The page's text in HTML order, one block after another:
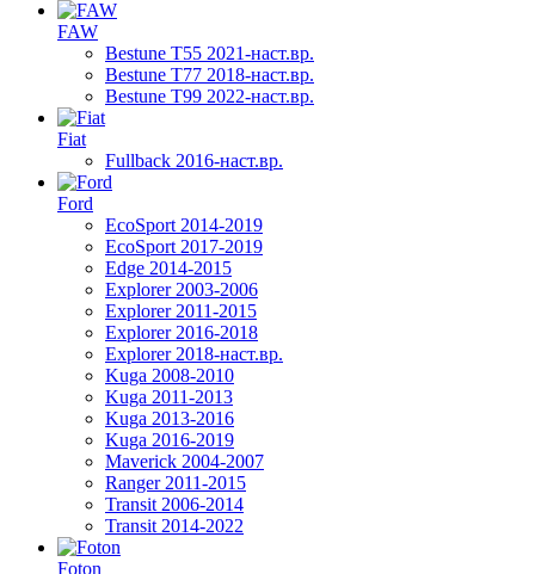
FAW
Bestune T55 2021-наст.вр.
Bestune T77 2018-наст.вр.
Bestune T99 2022-наст.вр.
Fiat
Fullback 2016-наст.вр.
Ford
EcoSport 2014-2019
EcoSport 2017-2019
Edge 2014-2015
Explorer 2003-2006
Explorer 2011-2015
Explorer 2016-2018
Explorer 2018-наст.вр.
Kuga 2008-2010
Kuga 2011-2013
Kuga 2013-2016
Kuga 2016-2019
Maverick 2004-2007
Ranger 2011-2015
Transit 2006-2014
Transit 2014-2022
Foton